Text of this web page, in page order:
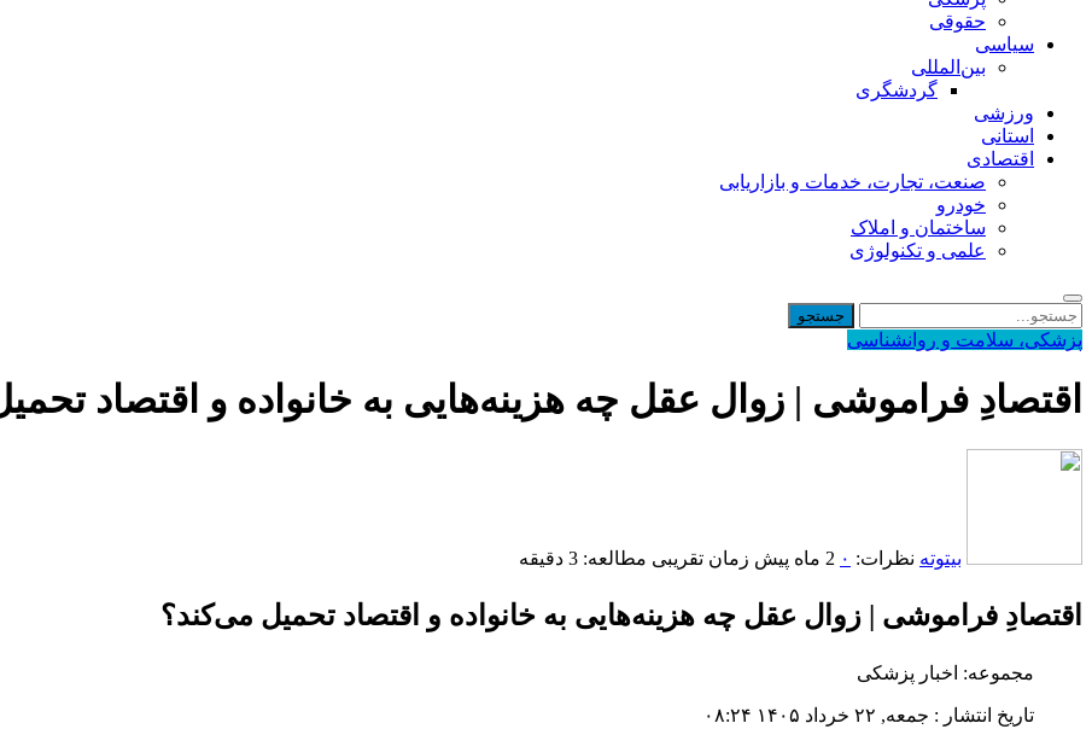
حقوقی
سیاسی
بین‌المللی
گردشگری
ورزشی
استانی
اقتصادی
صنعت، تجارت، خدمات و بازاریابی
خودرو
ساختمان و املاک
علمی و تکنولوژی
پزشکی، سلامت و روانشناسی
اقتصادِ فراموشی | زوال عقل چه هزینه‌هایی به خانواده و اقتصاد
بیتوته نظرات: ۰ 2 ماه پیش زمان تقریبی مطالعه: 3 دقیقه
اقتصادِ فراموشی | زوال عقل چه هزینه‌هایی به خانواده و اقتصاد تحمیل می‌کند؟
مجموعه: اخبار پزشکی
تاریخ انتشار : جمعه, ۲۲ خرداد ۱۴۰۵ ۰۸:۲۴